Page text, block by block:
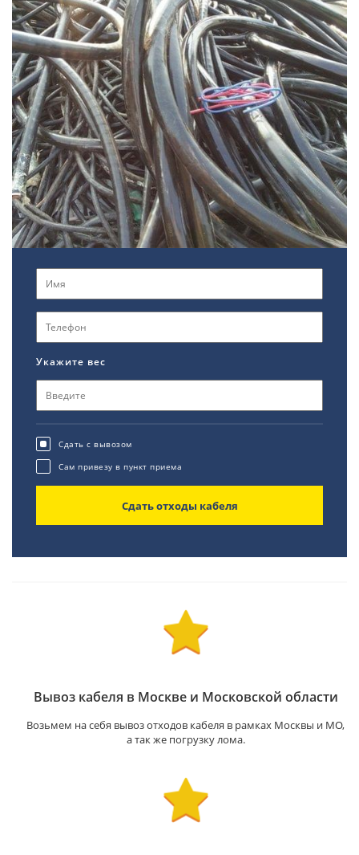
Укажите вес
Сдать с вывозом
Сам привезу в пункт приема
Сдать отходы кабеля
Вывоз кабеля в Москве и Московской области
Возьмем на себя вывоз отходов кабеля в рамках Москвы и МО,
а так же погрузку лома.